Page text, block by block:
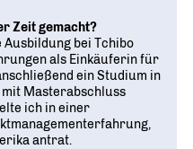
Zeit gemacht?
Ausbildung bei Tchibo
als Einkäuferin für
ein Studium in
mit Masterabschluss
ich in einer
antrat.